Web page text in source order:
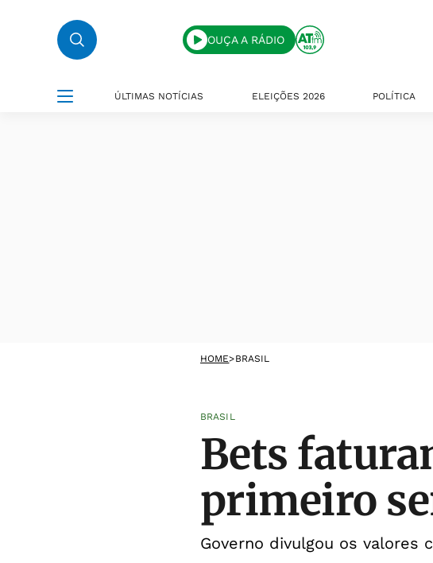
OUÇA A RÁDIO
ÚLTIMAS NOTÍCIAS ELEIÇÕES 2026 POLÍTICA
HOME>BRASIL
BRASIL
Bets
primeiro
Governo divulgou os valores